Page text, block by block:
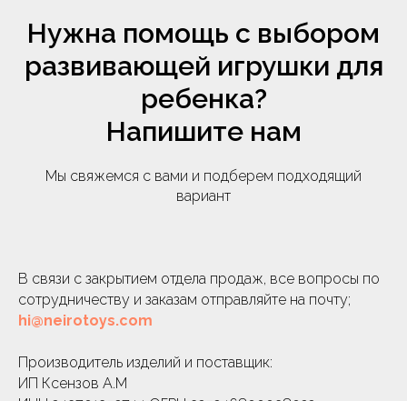
Нужна помощь с выбором
развивающей игрушки для
ребенка?
Напишите нам
Мы свяжемся с вами и подберем подходящий
вариант
В связи с закрытием отдела продаж, все вопросы по
сотрудничеству и заказам отправляйте на почту;
hi@neirotoys.com
Производитель изделий и поставщик:
ИП Ксензов А.М